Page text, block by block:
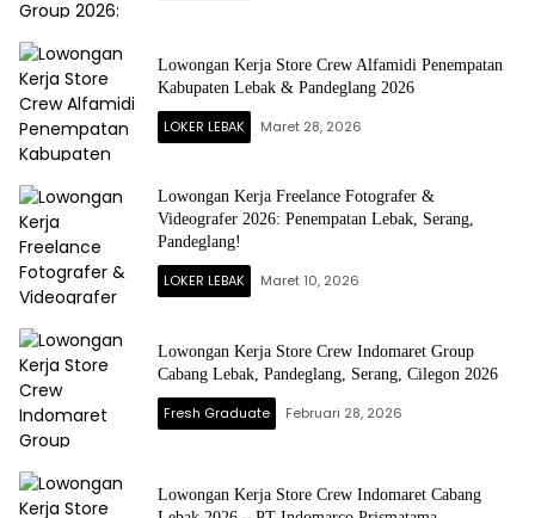
Lowongan Kerja Store Crew Alfamidi Penempatan
Kabupaten Lebak & Pandeglang 2026
LOKER LEBAK Maret 28, 2026
Lowongan Kerja Freelance Fotografer &
Videografer 2026: Penempatan Lebak, Serang,
Pandeglang!
LOKER LEBAK Maret 10, 2026
Lowongan Kerja Store Crew Indomaret Group
Cabang Lebak, Pandeglang, Serang, Cilegon 2026
Fresh Graduate Februari 28, 2026
Lowongan Kerja Store Crew Indomaret Cabang